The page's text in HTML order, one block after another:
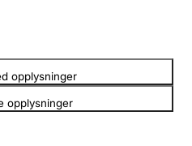
opplysninger
opplysninger